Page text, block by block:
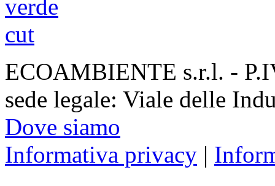
ECOAMBIENTE s.r.l. -
sede legale: Viale delle
Dove siamo
Informativa privacy |